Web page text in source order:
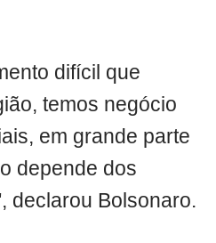
difícil que
temos negócio
em grande parte
depende dos
declarou Bolsonaro.